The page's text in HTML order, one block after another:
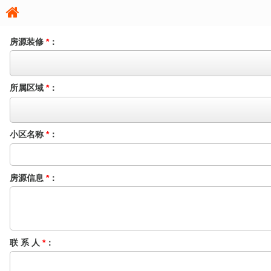
房源装修 *：
所属区域 *：
小区名称 *：
房源信息 *：
联 系 人 *：